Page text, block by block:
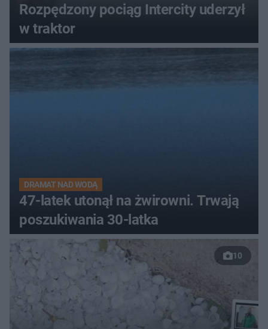
Rozpędzony pociąg Intercity uderzył
w traktor
DRAMAT NAD WODĄ
47-latek utonął na żwirowni. Trwają
poszukiwania 30-latka
10